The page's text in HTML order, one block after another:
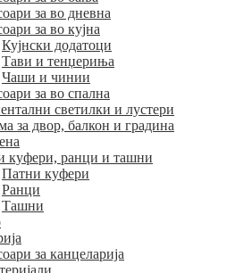
за во дневна
за во кујна
Кујнски додатоци
Тави и тенџериња
Чаши и чинии
за во спална
светилки и лустери
за двор, балкон и градина
куфери, ранци и ташни
Патни куфери
Ранци
Ташни
за канцеларија